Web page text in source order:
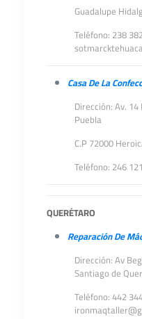
Guadalupe
Teléfono: 238
Casa De La
Dirección: Av.
Puebla
C.P 72000
Teléfono: 246
QUERÉTARO
Reparación De
Dirección:Av
Santiago de
Teléfono: 442